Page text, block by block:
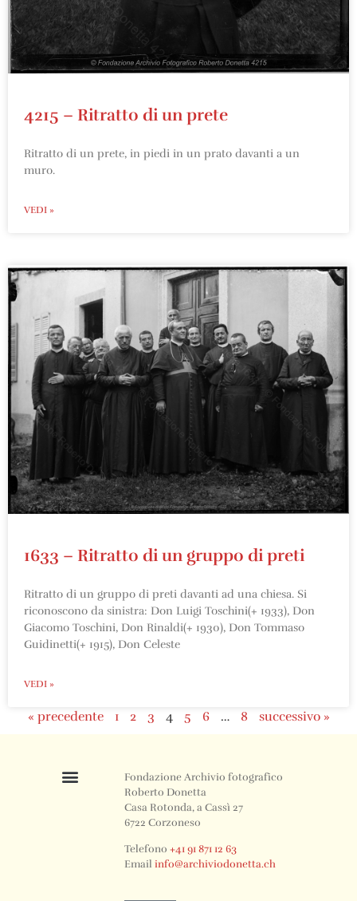
4215 – Ritratto di un prete
Ritratto di un prete, in piedi in un prato davanti a un
muro.
VEDI »
1633 – Ritratto di un gruppo di preti
Ritratto di un gruppo di preti davanti ad una chiesa. Si
riconoscono da sinistra: Don Luigi Toschini(+ 1933), Don
Giacomo Toschini, Don Rinaldi(+ 1930), Don Tommaso
Guidinetti(+ 1915), Don Celeste
VEDI »
« precedente 1 2 3 4 5 6 … 8 successivo »
Fondazione Archivio fotografico
Roberto Donetta
Casa Rotonda, a Cassì 27
6722 Corzoneso
Telefono+41 91 871 12 63
Emailinfo@archiviodonetta.ch